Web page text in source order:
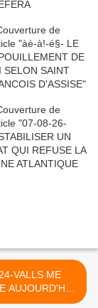
VALLS ME
AUJOURD'HUI
UN PIRE QUE